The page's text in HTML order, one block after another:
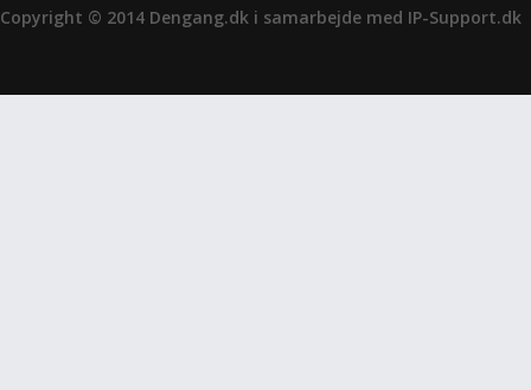
Copyright © 2014 Dengang.dk i samarbejde med IP-Support.dk